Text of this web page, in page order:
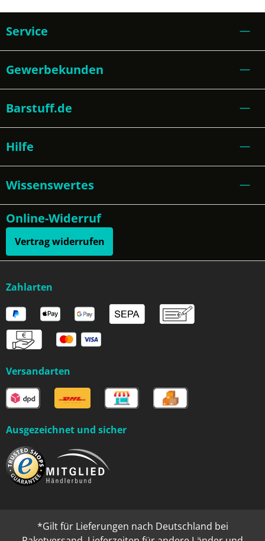
Service
Gewerbekunden
Barstuff.de
Hilfe
Wissenswertes
Online-Widerruf
Vertrag widerrufen
Zahlarten
Versandarten
Ausgezeichnet und sicher
*Gilt für Lieferungen nach Deutschland bei